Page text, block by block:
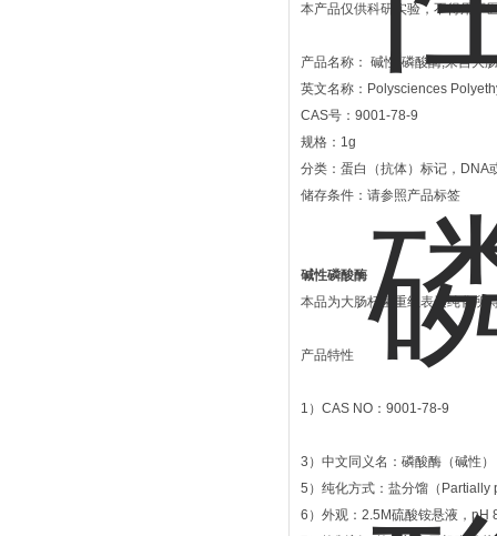
本产品仅供科研实验，不得用于
产品名称： 碱性-磷酸酶,来自大
英文名称：Polysciences
CAS号：9001-78-9
规格：1g
分类：蛋白（抗体）标记，DNA
储存条件：请参照产品标签
碱性磷酸酶
本品为大肠杆菌重组表达纯化所
产品特性
1）CAS NO：9001-78-9
3）中文同义名：磷酸酶（碱性
5）纯化方式：盐分馏（Partially
6）外观：2.5M硫酸铵悬液，pH